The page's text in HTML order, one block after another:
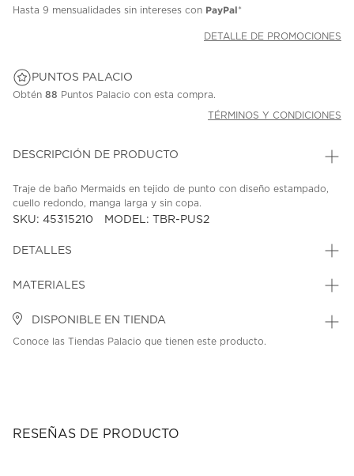
Hasta 9 mensualidades sin intereses con PayPal*
DETALLE DE PROMOCIONES
PUNTOS PALACIO
Obtén 88 Puntos Palacio con esta compra.
TÉRMINOS Y CONDICIONES
DESCRIPCIÓN DE PRODUCTO
Traje de baño Mermaids en tejido de punto con diseño estampado,
cuello redondo, manga larga y sin copa.
SKU: 45315210 MODEL: TBR-PUS2
DETALLES
MATERIALES
DISPONIBLE EN TIENDA
Conoce las Tiendas Palacio que tienen este producto.
RESEÑAS DE PRODUCTO